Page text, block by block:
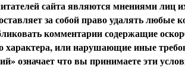
сайта являются мнениями лиц их
за собой право удалять любые
комментарии содержащие
характера, или нарушающие иные
означает что вы принимаете эти